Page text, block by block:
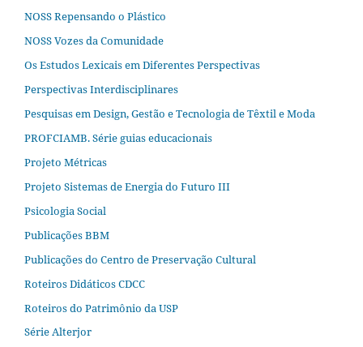
NOSS Repensando o Plástico
NOSS Vozes da Comunidade
Os Estudos Lexicais em Diferentes Perspectivas
Perspectivas Interdisciplinares
Pesquisas em Design, Gestão e Tecnologia de Têxtil e Moda
PROFCIAMB. Série guias educacionais
Projeto Métricas
Projeto Sistemas de Energia do Futuro III
Psicologia Social
Publicações BBM
Publicações do Centro de Preservação Cultural
Roteiros Didáticos CDCC
Roteiros do Patrimônio da USP
Série Alterjor